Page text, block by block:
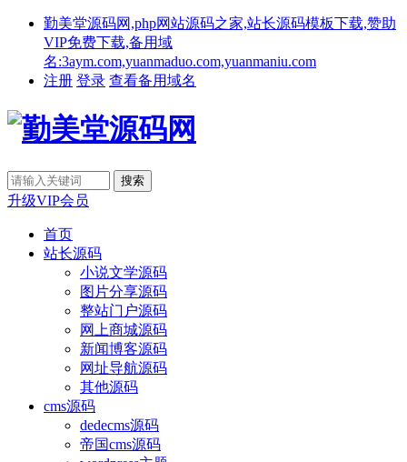
勤美堂源码网,php网站源码之家,站长源码模板下载,赞助
VIP免费下载,备用域
名:3aym.com,yuanmaduo.com,yuanmaniu.com
注册 登录 查看备用域名
升级VIP会员
首页
站长源码
小说文学源码
图片分享源码
整站门户源码
网上商城源码
新闻博客源码
网址导航源码
其他源码
cms源码
dedecms源码
帝国cms源码